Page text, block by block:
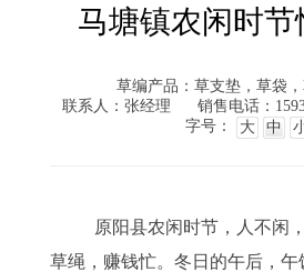
马塘镇农闲时节
草编产品：草支垫，草袋
联系人：张经理
销售电话：
字号：
大 中
原阳县农闲时节，人不闲
草绳，赚钱忙。冬日的午后，午